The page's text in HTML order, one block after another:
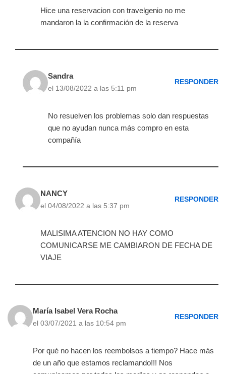
Hice una reservacion con travelgenio no me
mandaron la la confirmación de la reserva
Sandra
el 13/08/2022 a las 5:11 pm
RESPONDER
No resuelven los problemas solo dan respuestas
que no ayudan nunca más compro en esta
compañía
NANCY
el 04/08/2022 a las 5:37 pm
RESPONDER
MALISIMA ATENCION NO HAY COMO
COMUNICARSE ME CAMBIARON DE FECHA DE
VIAJE
María Isabel Vera Rocha
el 03/07/2021 a las 10:54 pm
RESPONDER
Por qué no hacen los reembolsos a tiempo? Hace más
de un año que estamos reclamando!!! Nos